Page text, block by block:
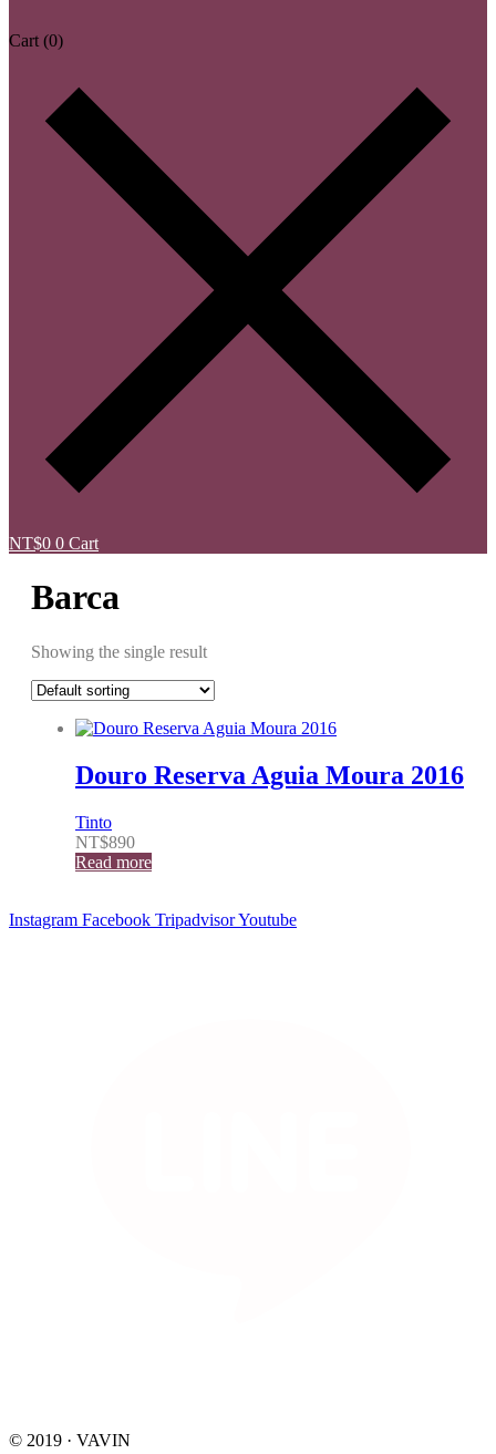
Cart (0)
NT$0 0 Cart
Barca
Showing the single result
Douro Reserva Aguia Moura 2016
Tinto
NT$890
Read more
Instagram Facebook TripadvisorYoutube
© 2019 · VAVIN